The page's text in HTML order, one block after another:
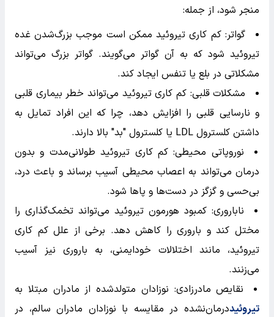
منجر شود، از جمله:
گواتر: کم کاری تیروئید ممکن است موجب بزرگ‌شدن غده
تیروئید شود که به آن گواتر می‌گویند. گواتر بزرگ می‌تواند
مشکلاتی در بلع یا تنفس ایجاد کند.
مشکلات قلبی: کم کاری تیروئید می‌تواند خطر بیماری قلبی
و نارسایی قلبی را افزایش دهد، چرا که این افراد تمایل به
داشتن کلسترول LDL یا کلسترول "بد" بالا دارند.
نوروپاتی محیطی: کم کاری تیروئید طولانی‌مدت و بدون
درمان می‌تواند به اعصاب محیطی آسیب برساند و باعث درد،
بی‌حسی و گزگز در دست‌ها و پاها شود.
ناباروری: کمبود هورمون تیروئید می‌تواند تخمک‌گذاری را
مختل کند و باروری را کاهش دهد. برخی از علل کم کاری
تیروئید، مانند اختلالات خودایمنی، به باروری نیز آسیب
می‌زنند.
نقایص مادرزادی: نوزادان متولدشده از مادران مبتلا به
تیروئیددرمان‌نشده در مقایسه با نوزادان مادران سالم، در